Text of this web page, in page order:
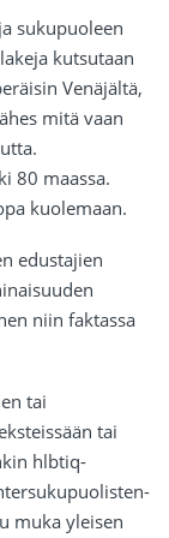
sukupuoleen
kutsutaan
Venäjältä,
mitä vaan
80 maassa.
kuolemaan.
edustajien
niin faktassa
tai
tai
hlbtiq-
muka yleisen